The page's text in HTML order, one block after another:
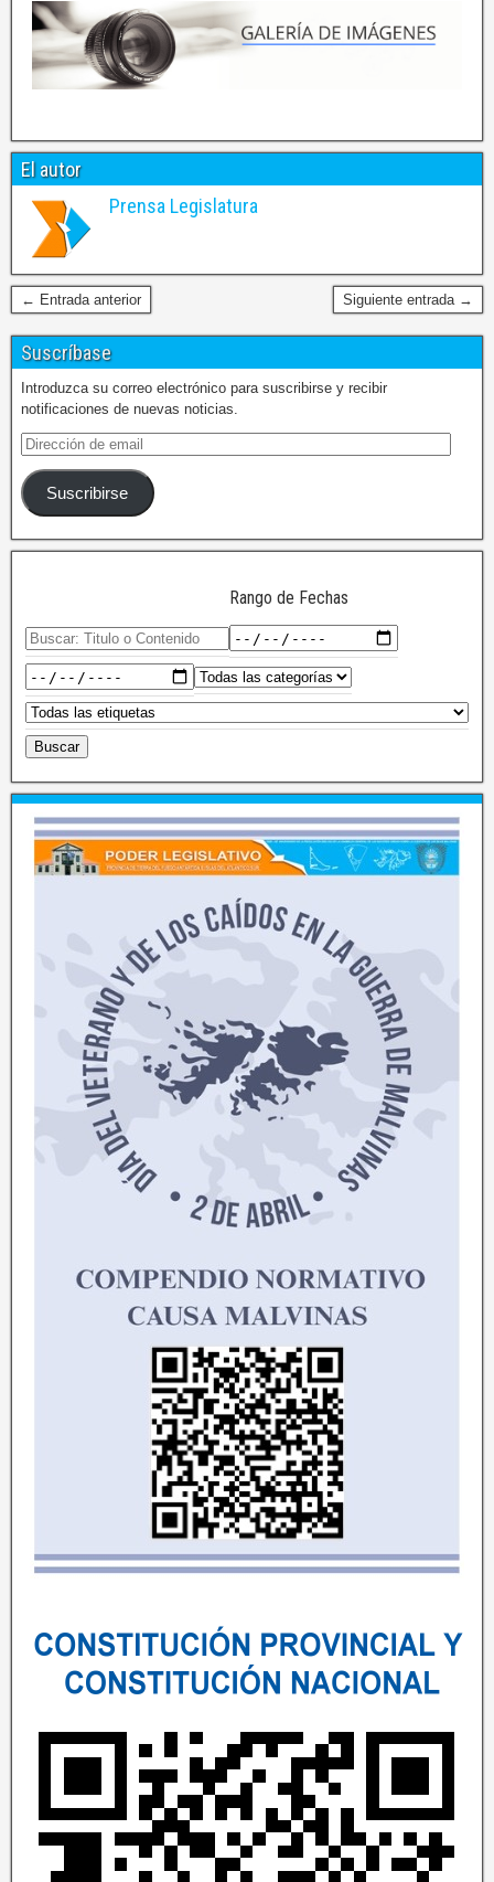
El autor
Prensa Legislatura
← Entrada anterior Siguiente entrada →
Suscríbase
Introduzca su correo electrónico para suscribirse y recibir
notificaciones de nuevas noticias.
Suscribirse
Rango de Fechas